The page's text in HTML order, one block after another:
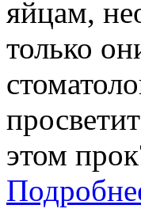
яйцам,
только
этом